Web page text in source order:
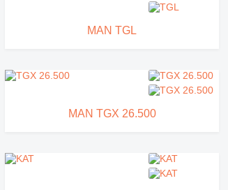
MAN TGL
MAN TGX 26.500